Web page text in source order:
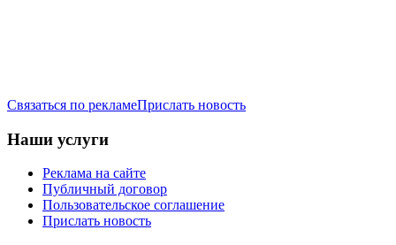
Связаться по рекламеПрислать новость
Наши услуги
Реклама на сайте
Публичный договор
Пользовательское соглашение
Прислать новость